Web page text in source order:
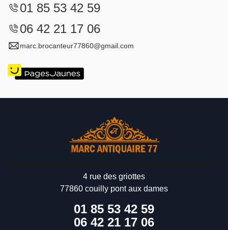
01 85 53 42 59
06 42 21 17 06
marc.brocanteur77860@gmail.com
4 rue des griottes
77860 couilly pont aux dames
01 85 53 42 59
06 42 21 17 06